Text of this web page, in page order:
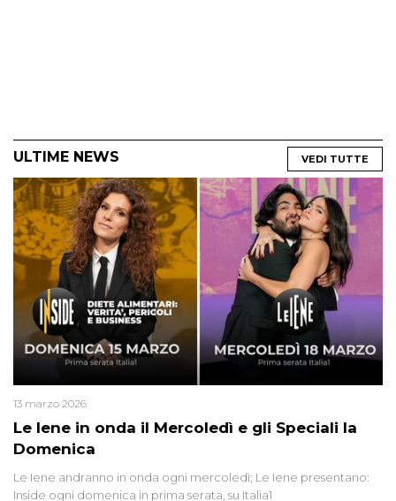
ULTIME NEWS VEDI TUTTE
Le Iene in onda il Mercoledì e gli Speciali la
Domenica
13 marzo 2026
Le Iene andranno in onda ogni mercoledì; Le Iene presentano:
Inside ogni domenica in prima serata, su Italia1